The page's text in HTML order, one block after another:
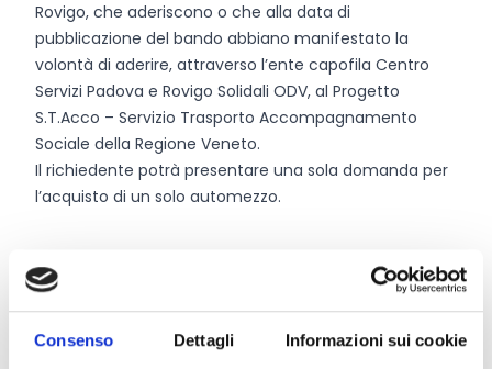
Consenso Dettagli Informazioni sui cookie
Rovigo, che aderiscono o che alla data di
pubblicazione del bando abbiano manifestato la
volontà di aderire, attraverso l’ente capofila Centro
Servizi Padova e Rovigo Solidali ODV, al Progetto
S.T.Acco – Servizio Trasporto Accompagnamento
Sociale della Regione Veneto.
Il richiedente potrà presentare una sola domanda per
l’acquisto di un solo automezzo.
Entità del contributo
Contributo massimo:50.000 Euro